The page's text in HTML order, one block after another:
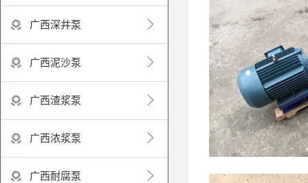
广西深井泵
广西泥沙泵
广西渣浆泵
广西浓浆泵
广西耐腐泵